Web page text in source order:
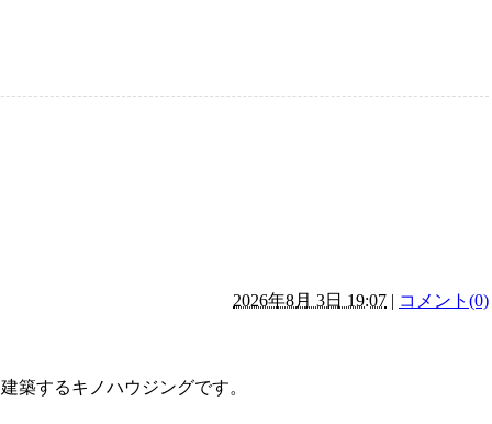
2026年8月 3日 19:07 | コメント(0)
築するキノハウジングです。